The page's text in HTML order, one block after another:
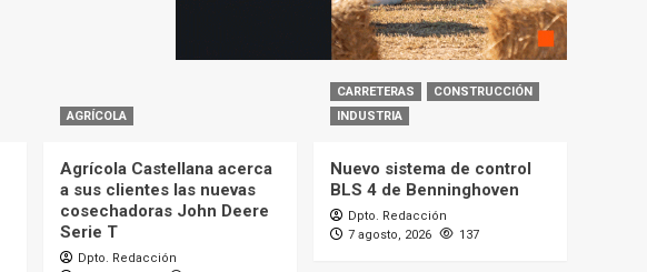
AGRÍCOLA
Agrícola Castellana acerca
a sus clientes las nuevas
cosechadoras John Deere
Serie T
Dpto. Redacción
CARRETERAS
CONSTRUCCIÓN
INDUSTRIA
Nuevo sistema de control
BLS 4 de Benninghoven
Dpto. Redacción
7 agosto, 2026
137